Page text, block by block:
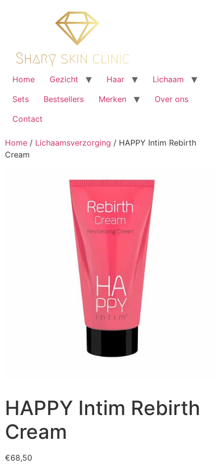
Home Gezicht Haar
Lichaam
Sets
Bestsellers Merken
Over ons
Contact
Home / Lichaamsverzorging / HAPPY Intim Rebirth
Cream
HAPPY Intim Rebirth
Cream
€68,50